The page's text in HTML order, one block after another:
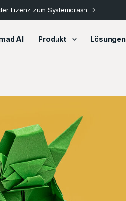
Lizenz zum Systemcrash ->
AI Produkt Lösungen